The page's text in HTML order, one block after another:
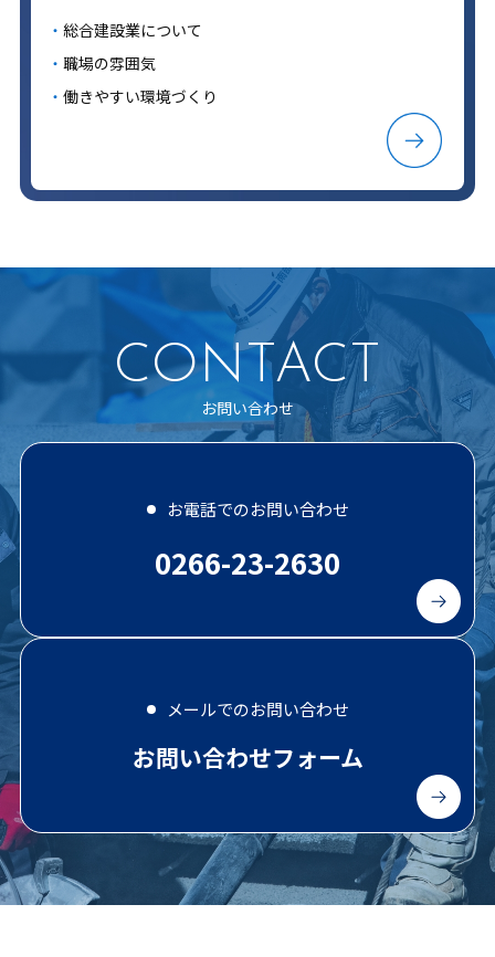
総合建設業について
職場の雰囲気
働きやすい環境づくり
CONTACT
お問い合わせ
お電話でのお問い合わせ
0266-23-2630
メールでのお問い合わせ
お問い合わせフォーム